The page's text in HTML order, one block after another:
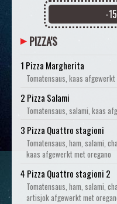
-15
PIZZA'S
1 Pizza Margherita
Tomatensaus, kaas
2 Pizza Salami
Tomatensaus, salami, kaas
3 Pizza Quattro stagioni
Tomatensaus, ham, salami,
kaas afgewerkt met oregano
4 Pizza Quattro stagioni 2
Tomatensaus, ham, salami,
artisjok afgewerkt met